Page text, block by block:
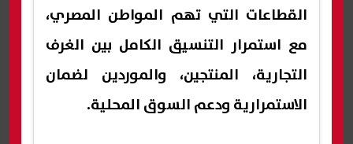
القطاعات التي تهم المواطن المصري،
مع استمرار التنسيق الكامل بين الغرف
التجارية، المنتجين، والموردين لضمان
الاستمرارية ودعم السوق المحلية.